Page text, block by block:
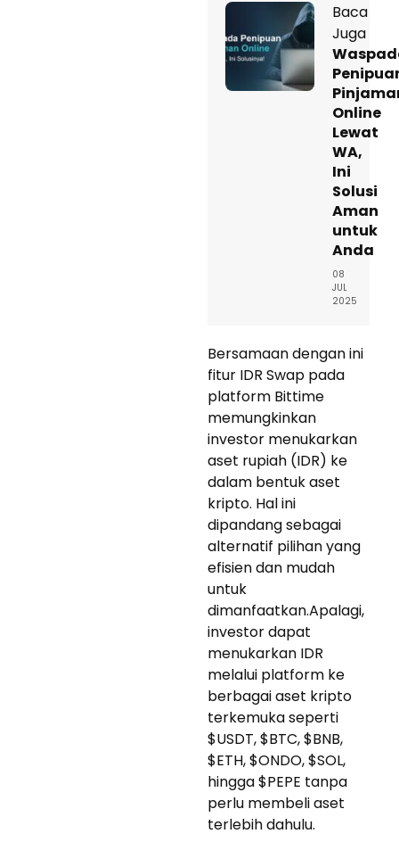
Baca
Juga
Online
Lewat
WA,
Ini
Solusi
Aman
untuk
Anda
08
JUL
2025
Bersamaan dengan ini
fitur IDR Swap pada
platform Bittime
memungkinkan
investor menukarkan
aset rupiah (IDR) ke
dalam bentuk aset
kripto. Hal ini
dipandang sebagai
alternatif pilihan yang
efisien dan mudah
untuk
dimanfaatkan.Apalagi,
investor dapat
menukarkan IDR
melalui platform ke
berbagai aset kripto
terkemuka seperti
$USDT, $BTC, $BNB,
$ETH, $ONDO, $SOL,
hingga $PEPE tanpa
perlu membeli aset
terlebih dahulu.